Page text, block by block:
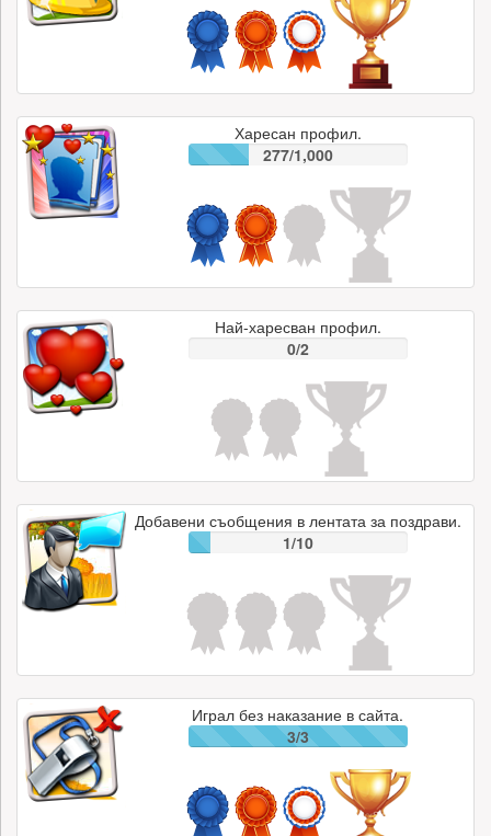
Харесан профил.
277/1,000
Най-харесван профил.
0/2
Добавени съобщения в лентата за поздрави.
1/10
Играл без наказание в сайта.
3/3